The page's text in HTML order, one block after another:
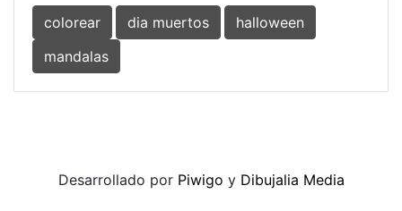
colorear dia muertos
halloween
mandalas
Desarrollado por Piwigo y Dibujalia Media